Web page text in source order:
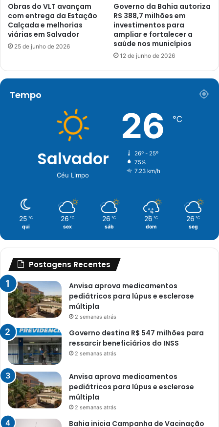
Obras do VLT avançam
com entrega da Estação
Calçada e melhorias
viárias em Salvador
25 de junho de 2026
Governo da Bahia autoriza
R$ 388,7 milhões em
investimentos para
ampliar e fortalecer a
saúde nos municípios
12 de junho de 2026
Tempo
Salvador
Céu Limpo
26 ℃
26º - 25º
75%
7.23 km/h
25 ℃
qui
26 ℃
sex
26 ℃
sáb
26 ℃
dom
26 ℃
seg
Postagens Recentes
Anvisa aprova medicamentos
pediátricos para lúpus e esclerose
múltipla
2 semanas atrás
Governo destina R$ 547 milhões para
ressarcir beneficiários do INSS
2 semanas atrás
Anvisa aprova medicamentos
pediátricos para lúpus e esclerose
múltipla
2 semanas atrás
Bahia inicia Campanha de Vacinação